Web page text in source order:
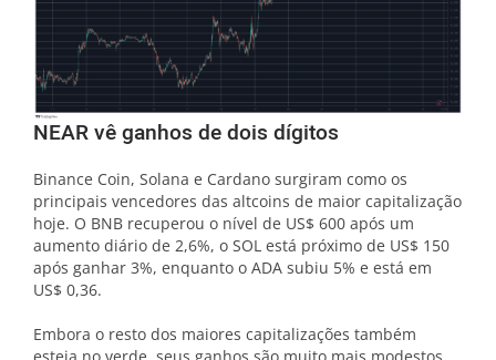
NEAR vê ganhos de dois dígitos
Binance Coin, Solana e Cardano surgiram como os
principais vencedores das altcoins de maior capitalização
hoje. O BNB recuperou o nível de US$ 600 após um
aumento diário de 2,6%, o SOL está próximo de US$ 150
após ganhar 3%, enquanto o ADA subiu 5% e está em
US$ 0,36.
Embora o resto dos maiores capitalizações também